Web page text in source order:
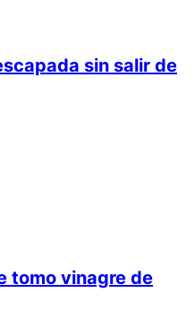
sin salir de
tomo vinagre de